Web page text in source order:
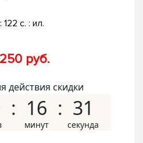
122 с. : ил.
250 руб.
действия скидки
16 30